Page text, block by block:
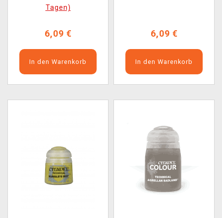
Tagen)
6,09 €
In den Warenkorb
6,09 €
In den Warenkorb